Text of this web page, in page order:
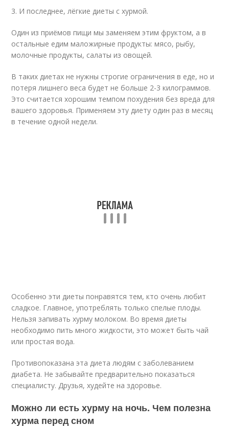
3. И последнее, лёгкие диеты с хурмой.
Один из приёмов пищи мы заменяем этим фруктом, а в
остальные едим маложирные продукты: мясо, рыбу,
молочные продукты, салаты из овощей.
В таких диетах не нужны строгие ограничения в еде, но и
потеря лишнего веса будет не больше 2-3 килограммов.
Это считается хорошим темпом похудения без вреда для
вашего здоровья. Применяем эту диету один раз в месяц
в течение одной недели.
Особенно эти диеты понравятся тем, кто очень любит
сладкое. Главное, употреблять только спелые плоды.
Нельзя запивать хурму молоком. Во время диеты
необходимо пить много жидкости, это может быть чай
или простая вода.
Противопоказана эта диета людям с заболеванием
диабета. Не забывайте предварительно показаться
специалисту. Друзья, худейте на здоровье.
Можно ли есть хурму на ночь. Чем полезна
хурма перед сном